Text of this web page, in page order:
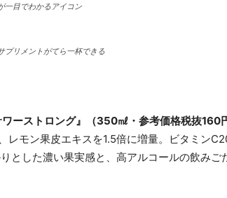
一目でわかるアイコン
プリメントがてら一杯できる
ーストロング』（350㎖・参考価格税抜160
レモン果皮エキスを1.5倍に増量。ビタミン
とした濃い果実感と、高アルコールの飲みご